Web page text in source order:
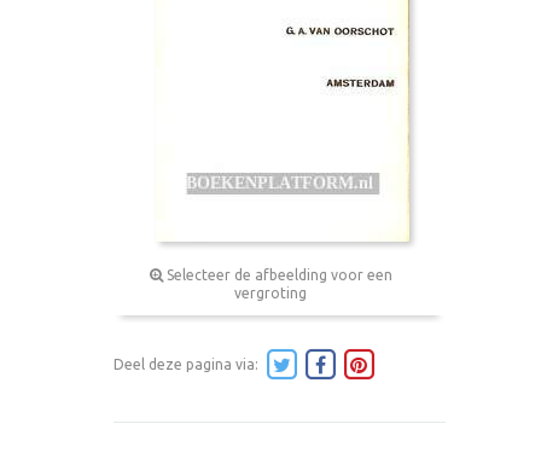
Selecteer de afbeelding voor een
vergroting
Deel deze pagina via: